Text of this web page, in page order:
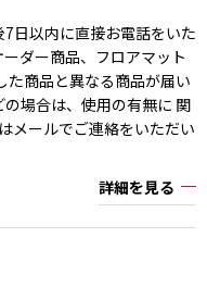
日以内に直接お電話をいた
ダー商品、フロアマット
た商品と異なる商品が届い
場合は、使用の有無に 関
メールでご連絡をいただい
詳細を見る